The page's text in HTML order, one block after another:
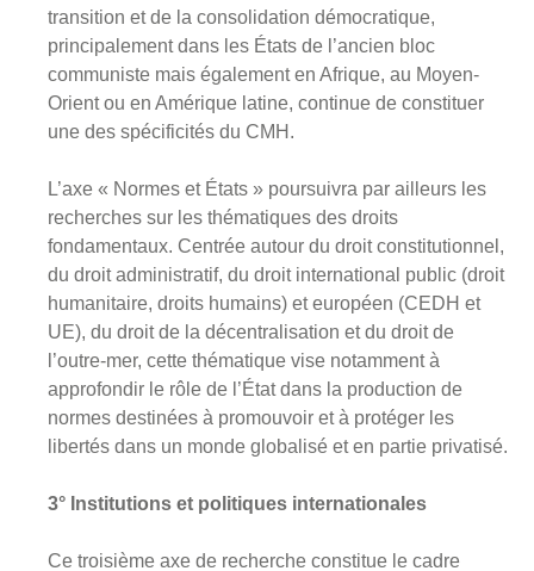
transition et de la consolidation démocratique,
principalement dans les États de l’ancien bloc
communiste mais également en Afrique, au Moyen-
Orient ou en Amérique latine, continue de constituer
une des spécificités du CMH.
L’axe « Normes et États » poursuivra par ailleurs les
recherches sur les thématiques des droits
fondamentaux. Centrée autour du droit constitutionnel,
du droit administratif, du droit international public (droit
humanitaire, droits humains) et européen (CEDH et
UE), du droit de la décentralisation et du droit de
l’outre-mer, cette thématique vise notamment à
approfondir le rôle de l’État dans la production de
normes destinées à promouvoir et à protéger les
libertés dans un monde globalisé et en partie privatisé.
3° Institutions et politiques internationales
Ce troisième axe de recherche constitue le cadre